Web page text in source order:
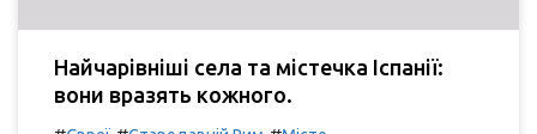
Найчарівніші села та містечка Іспанії:
вони вразять кожного.